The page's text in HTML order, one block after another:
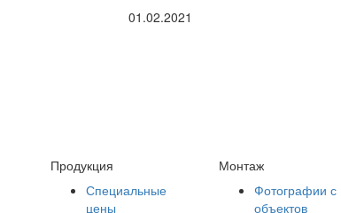
01.02.2021
Продукция
Специальные
цены
Монтаж
Фотографии с
объектов